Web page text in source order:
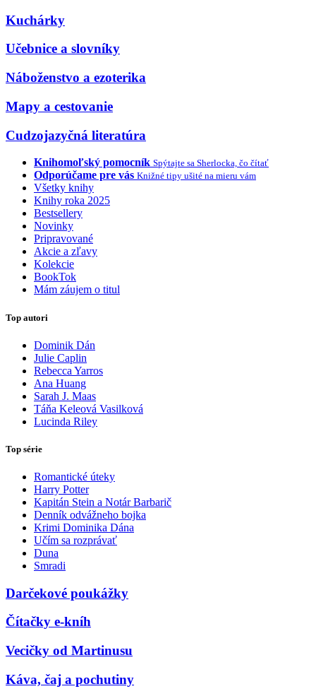
Kuchárky
Učebnice a slovníky
Náboženstvo a ezoterika
Mapy a cestovanie
Cudzojazyčná literatúra
Knihomoľský pomocník Spýtajte sa Sherlocka, čo čítať
Odporúčame pre vás Knižné tipy ušité na mieru vám
Všetky knihy
Knihy roka 2025
Bestsellery
Novinky
Pripravované
Akcie a zľavy
Kolekcie
BookTok
Mám záujem o titul
Top autori
Dominik Dán
Julie Caplin
Rebecca Yarros
Ana Huang
Sarah J. Maas
Táňa Keleová Vasilková
Lucinda Riley
Top série
Romantické úteky
Harry Potter
Kapitán Stein a Notár Barbarič
Denník odvážneho bojka
Krimi Dominika Dána
Učím sa rozprávať
Duna
Smradi
Darčekové poukážky
Čítačky e-kníh
Vecičky od Martinusu
Káva, čaj a pochutiny